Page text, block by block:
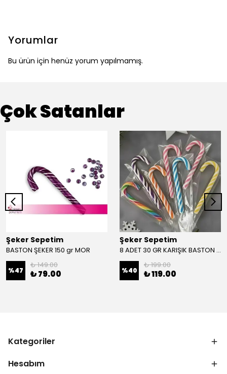
Yorumlar
Bu ürün için henüz yorum yapılmamış.
Çok Satanlar
Şeker Sepetim
BASTON ŞEKER 150 gr MOR
%47
₺ 149.00
₺ 79.00
Şeker Sepetim
8 ADET 30 GR KARIŞIK BASTON ŞEKER
%40
₺ 199.00
₺ 119.00
Kategoriler
Hesabım